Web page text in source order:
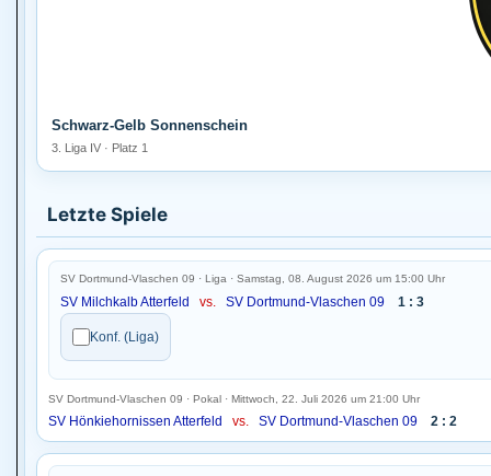
Schwarz-Gelb Sonnenschein
3. Liga IV · Platz 1
Letzte Spiele
SV Dortmund-Vlaschen 09 · Liga · Samstag, 08. August 2026 um 15:00 Uhr
SV Milchkalb Atterfeld vs. SV Dortmund-Vlaschen 09 1 : 3
Konf. (Liga)
SV Dortmund-Vlaschen 09 · Pokal · Mittwoch, 22. Juli 2026 um 21:00 Uhr
SV Hönkiehornissen Atterfeld vs. SV Dortmund-Vlaschen 09 2 : 2